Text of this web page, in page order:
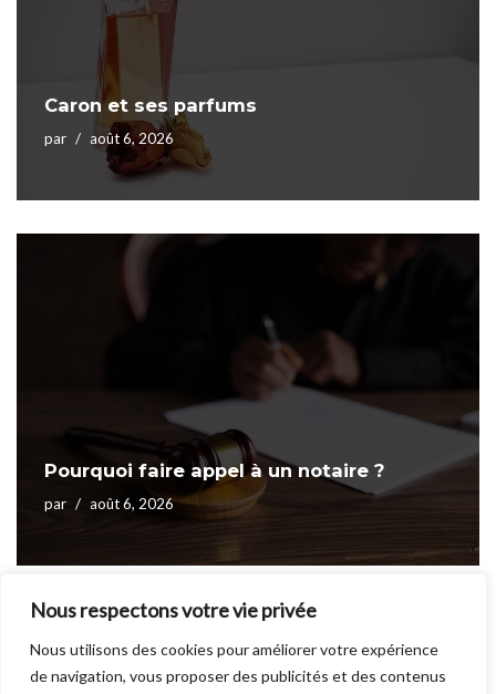
Nous respectons votre vie privée
Nous utilisons des cookies pour améliorer votre expérience
de navigation, vous proposer des publicités et des contenus
Caron et ses parfums
par août 6, 2026
Pourquoi faire appel à un notaire ?
par août 6, 2026
Suivant »